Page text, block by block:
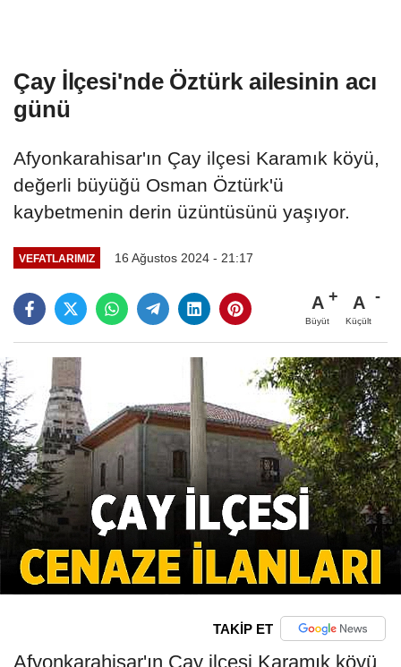
Çay İlçesi'nde Öztürk ailesinin acı
günü
Afyonkarahisar'ın Çay ilçesi Karamık köyü,
değerli büyüğü Osman Öztürk'ü
kaybetmenin derin üzüntüsünü yaşıyor.
VEFATLARIMIZ 16 Ağustos 2024 - 21:17
A
Büyüt
A
Küçült
TAKİP ET
Afyonkarahisar'ın Çay ilçesi Karamık köyü